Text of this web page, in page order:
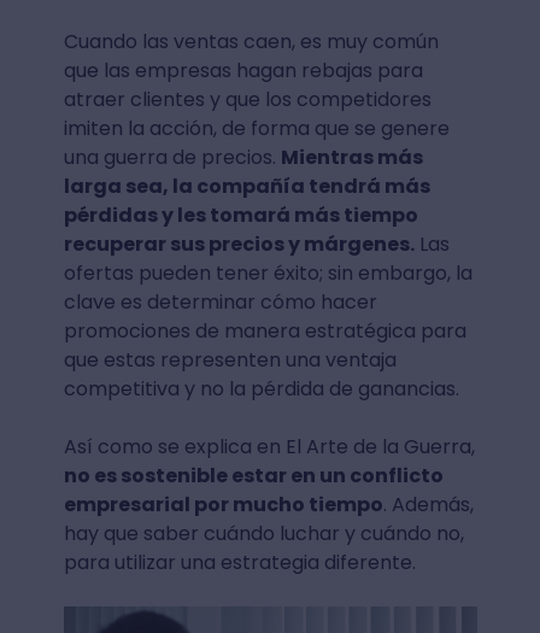
Cuando las ventas caen, es muy común
que las empresas hagan rebajas para
atraer clientes y que los competidores
imiten la acción, de forma que se genere
una guerra de precios. Mientras más
larga sea, la compañía tendrá más
pérdidas y les tomará más tiempo
recuperar sus precios y márgenes.Las
ofertas pueden tener éxito; sin embargo, la
clave es determinar cómo hacer
promociones de manera estratégica para
que estas representen una ventaja
competitiva y no la pérdida de ganancias.
Así como se explica en El Arte de la Guerra,
no es sostenible estar en un conflicto
empresarial por mucho tiempo. Además,
hay que saber cuándo luchar y cuándo no,
para utilizar una estrategia diferente.